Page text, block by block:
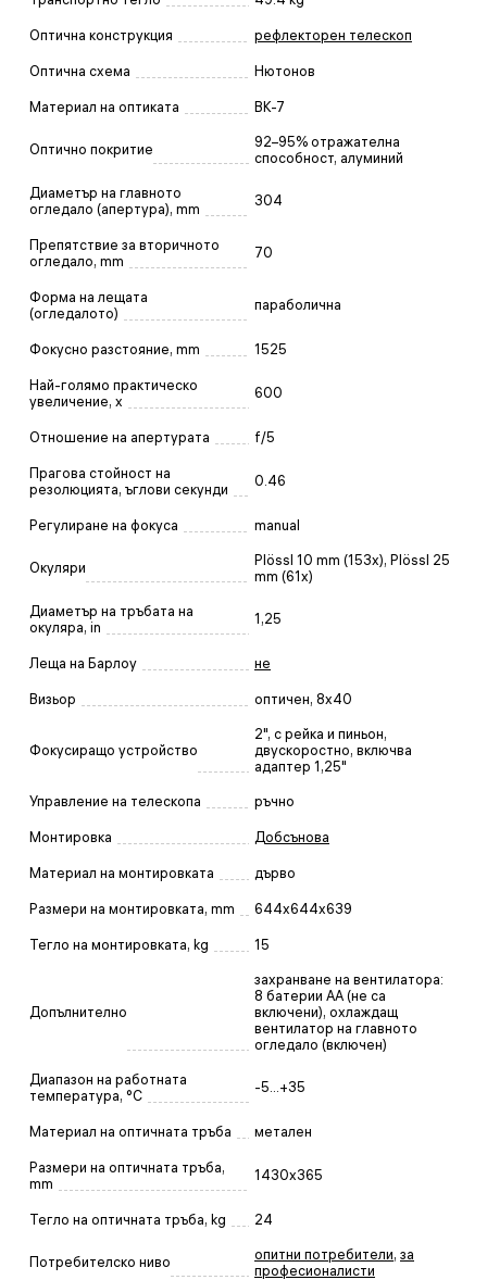
Оптична конструкция рефлекторен телескоп
Оптична схема Нютонов
Материал на оптиката BK-7
Оптично покритие
92–95% отражателна
способност, алуминий
Диаметър на главното
огледало (апертура), mm
304
Препятствие за вторичното
огледало, mm
70
Форма на лещата
(огледалото)
параболична
Фокусно разстояние, mm 1525
Най-голямо практическо
увеличение, x
600
Отношение на апертурата f/5
Прагова стойност на
резолюцията, ъглови секунди
0.46
Регулиране на фокуса manual
Окуляри
Plössl 10 mm (153x), Plössl 25
mm (61x)
Диаметър на тръбата на
окуляра, in
1,25
Леща на Барлоу не
Визьор оптичен, 8x40
Фокусиращо устройство
2", с рейка и пиньон,
двускоростно, включва
адаптер 1,25"
Управление на телескопа ръчно
Монтировка Добсънова
Материал на монтировката дърво
Размери на монтировката, mm 644x644x639
Тегло на монтировката, kg 15
Допълнително
захранване на вентилатора:
8 батерии АА (не са
включени), охлаждащ
вентилатор на главното
огледало (включен)
Диапазон на работната
температура, °C
-5...+35
Материал на оптичната тръба метален
Размери на оптичната тръба,
mm
1430х365
Тегло на оптичната тръба, kg 24
Потребителско ниво опитни потребители, за
професионалисти